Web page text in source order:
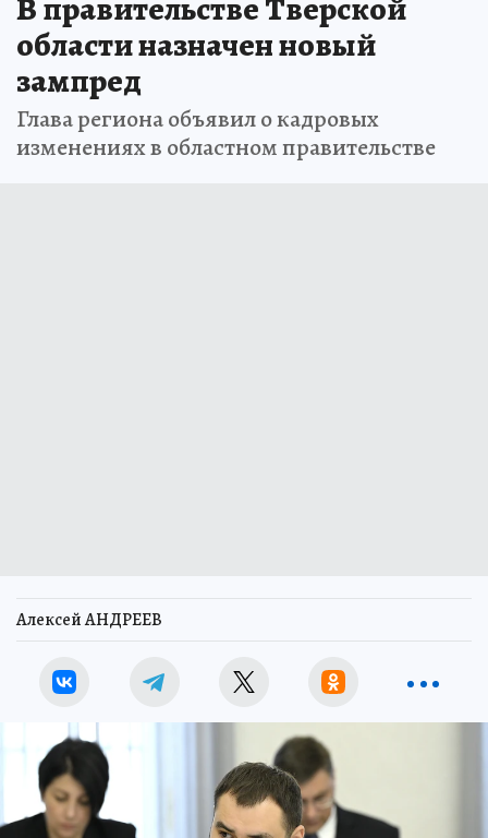
области назначен новый
зампред
Глава региона объявил о кадровых
изменениях в областном правительстве
Алексей АНДРЕЕВ